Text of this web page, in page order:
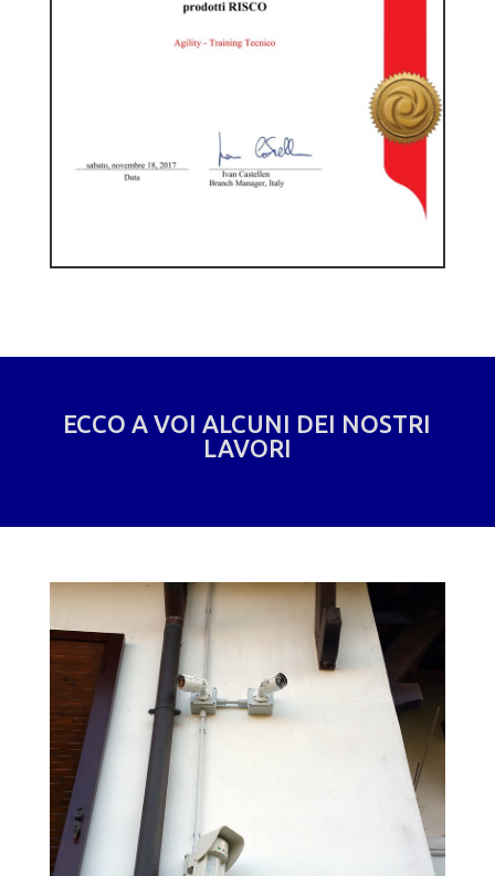
ECCO A VOI ALCUNI DEI NOSTRI
LAVORI